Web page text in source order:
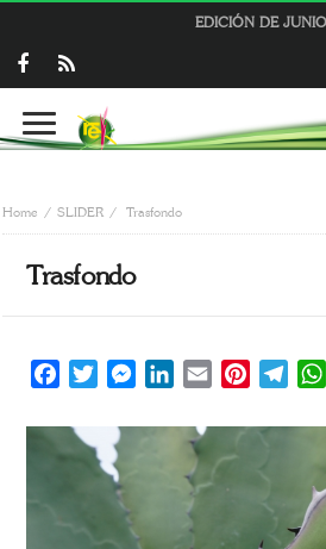
EDICIÓN DE JUNIO
Home SLIDER Trasfondo
Trasfondo
FacebookTwitterMessengerLinkedIn
Email Pinterest